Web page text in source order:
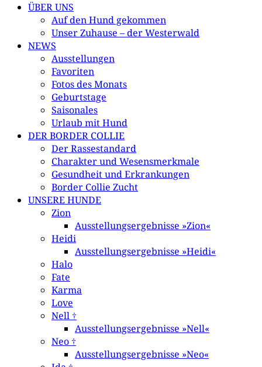
ÜBER UNS
Auf den Hund gekommen
Unser Zuhause – der Westerwald
NEWS
Ausstellungen
Favoriten
Fotos des Monats
Geburtstage
Saisonales
Urlaub mit Hund
DER BORDER COLLIE
Der Rassestandard
Charakter und Wesensmerkmale
Gesundheit und Erkrankungen
Border Collie Zucht
UNSERE HUNDE
Zion
Ausstellungsergebnisse »Zion«
Heidi
Ausstellungsergebnisse »Heidi«
Halo
Fate
Karma
Love
Nell †
Ausstellungsergebnisse »Nell«
Neo †
Ausstellungsergebnisse »Neo«